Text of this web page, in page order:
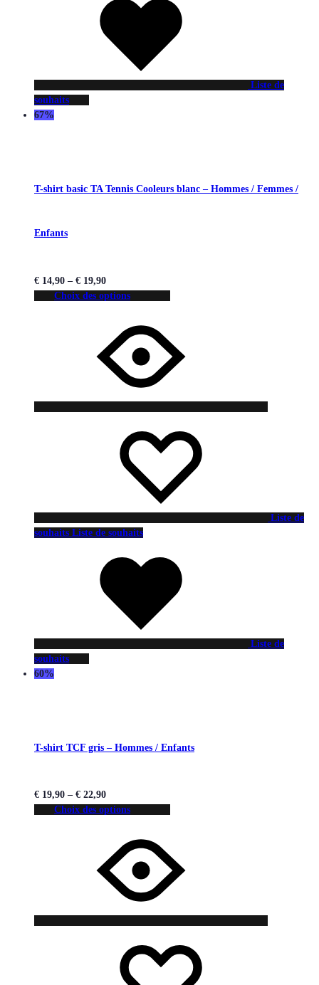
Liste de
souhaits
67%
T-shirt basic TA Tennis Cooleurs blanc – Hommes / Femmes /
Enfants
€ 14,90 – € 19,90
Choix des options
Liste de
souhaits Liste de souhaits
Liste de
souhaits
60%
T-shirt TCF gris – Hommes / Enfants
€ 19,90 – € 22,90
Choix des options